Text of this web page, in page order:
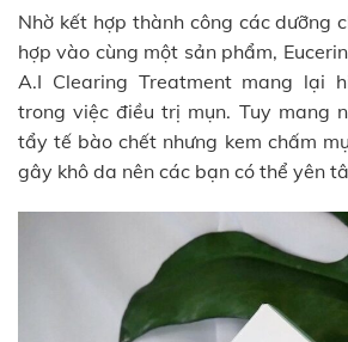
Nhờ kết hợp thành công các dưỡng
hợp vào cùng một sản phẩm,
A.I Clearing Treatment mang lại
trong việc điều trị mụn. Tuy mang
tẩy tế bào chết nhưng kem chấm
gây khô da nên các bạn có thể yên